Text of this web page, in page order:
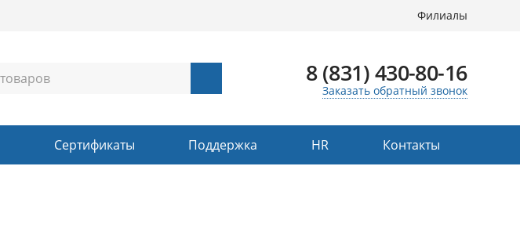
Филиалы
8 (831) 430-80-16
Заказать обратный звонок
Сертификаты Поддержка HR Контакты